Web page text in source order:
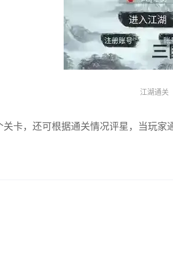
江湖通关
卡，还可根据通关情况评星，当玩